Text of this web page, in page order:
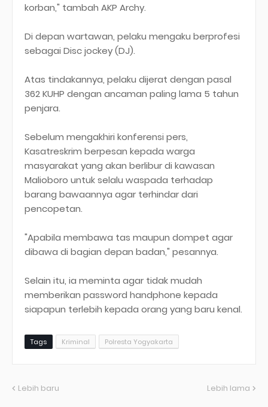
korban," tambah AKP Archy.
Di depan wartawan, pelaku mengaku berprofesi
sebagai Disc jockey (DJ).
Atas tindakannya, pelaku dijerat dengan pasal
362 KUHP dengan ancaman paling lama 5 tahun
penjara.
Sebelum mengakhiri konferensi pers,
Kasatreskrim berpesan kepada warga
masyarakat yang akan berlibur di kawasan
Malioboro untuk selalu waspada terhadap
barang bawaannya agar terhindar dari
pencopetan.
"Apabila membawa tas maupun dompet agar
dibawa di bagian depan badan," pesannya.
Selain itu, ia meminta agar tidak mudah
memberikan password handphone kepada
siapapun terlebih kepada orang yang baru kenal.
Tags Kriminal Polresta Yogyakarta
Lebih baru Lebih lama